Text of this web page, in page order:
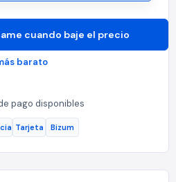
cuando baje el precio
barato
pago disponibles
Tarjeta Bizum